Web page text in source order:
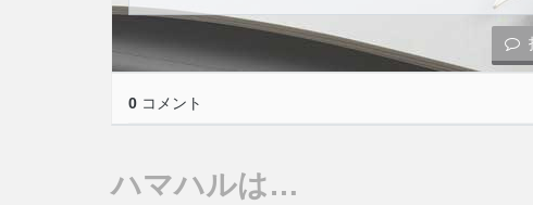
0 コメント
ハマハルは…